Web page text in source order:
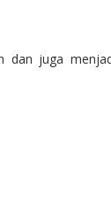
dan juga